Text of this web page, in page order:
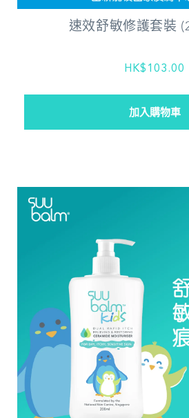
速效舒敏修護套裝
HK$103.00